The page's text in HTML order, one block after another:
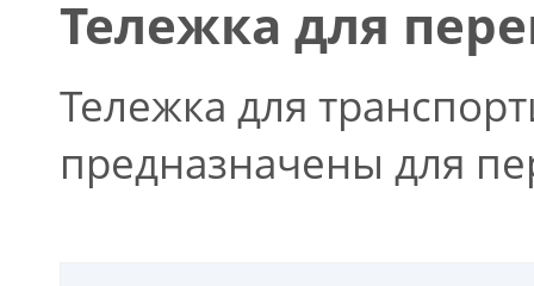
Тележка для
Тележка для
предназначены для